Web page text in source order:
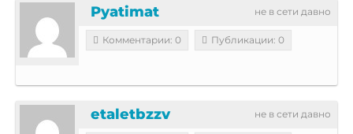
не в сети давно
Pyatimat
Комментарии: 0 Публикации: 0
не в сети давно
etaletbzzv